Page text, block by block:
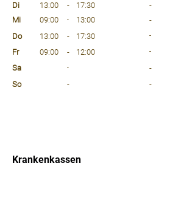
Di
13:00 - 17:30
-
Mi
09:00 - 13:00
-
Do
13:00 - 17:30 -
Fr 09:00 - 12:00 -
Sa -
-
So
-
-
Krankenkassen